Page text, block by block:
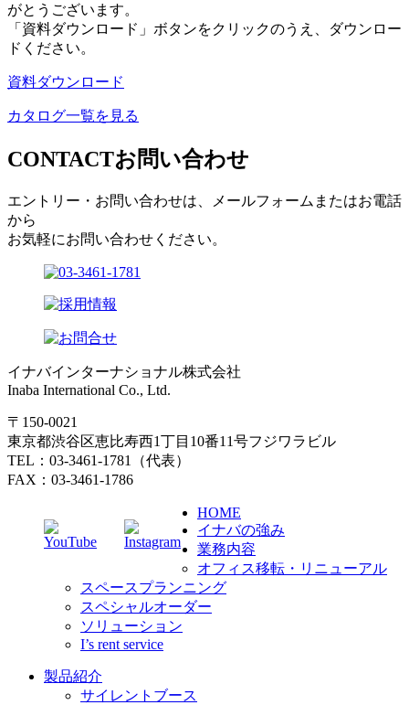
がとうございます。
「資料ダウンロード」ボタンをクリックのうえ、ダウンロー
ドください。
資料ダウンロード
カタログ一覧を見る
CONTACTお問い合わせ
エントリー・お問い合わせは、メールフォームまたはお電話
から
お気軽にお問い合わせください。
イナバインターナショナル株式会社
Inaba International Co., Ltd.
〒150-0021
東京都渋谷区恵比寿西1丁目10番11号フジワラビル
TEL：03-3461-1781（代表）
FAX：03-3461-1786
HOME
イナバの強み
業務内容
オフィス移転・リニューアル
スペースプランニング
スペシャルオーダー
ソリューション
I’s rent service
製品紹介
サイレントブース